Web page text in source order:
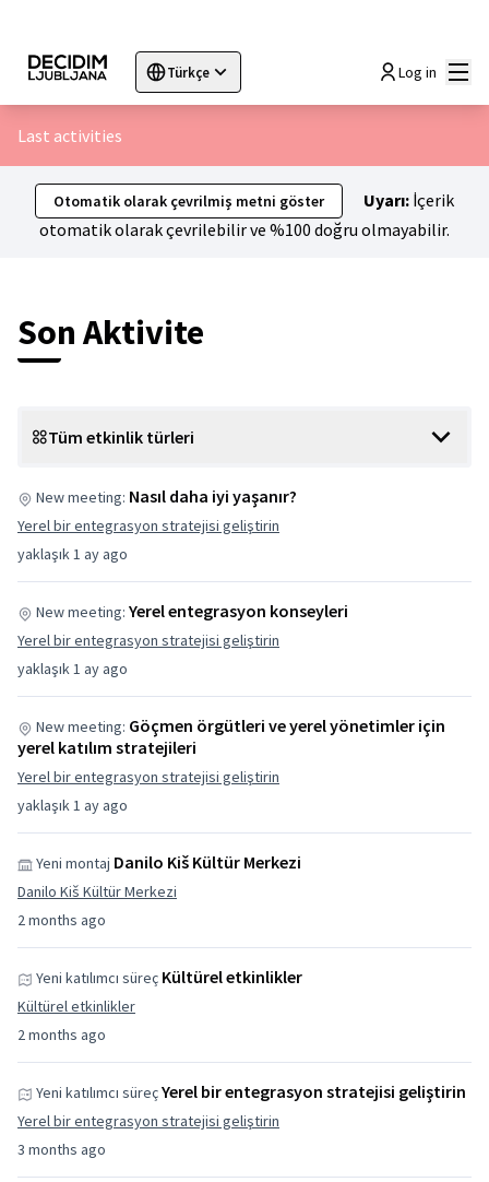
Türkçe
Sprache wählen Choisir la langue
Log in
Last activities
Otomatik olarak çevrilmiş metni göster Uyarı: İçerik
otomatik olarak çevrilebilir ve %100 doğru olmayabilir.
Son Aktivite
Tüm etkinlik türleri
yaklaşık 1 ay ago
New meeting: Nasıl daha iyi yaşanır?
Yerel bir entegrasyon stratejisi geliştirin
yaklaşık 1 ay ago
New meeting: Yerel entegrasyon konseyleri
Yerel bir entegrasyon stratejisi geliştirin
yaklaşık 1 ay ago
New meeting: Göçmen örgütleri ve yerel yönetimler için
yerel katılım stratejileri
Yerel bir entegrasyon stratejisi geliştirin
2 months ago
Yeni montaj Danilo Kiš Kültür Merkezi
Danilo Kiš Kültür Merkezi
2 months ago
Yeni katılımcı süreç Kültürel etkinlikler
Kültürel etkinlikler
3 months ago
Yeni katılımcı süreçYerel bir entegrasyon stratejisi geliştirin
Yerel bir entegrasyon stratejisi geliştirin